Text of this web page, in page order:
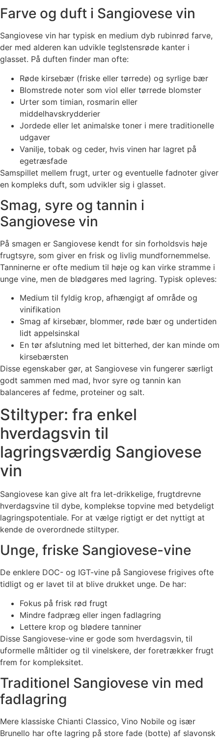
Farve og duft i Sangiovese vin
Sangiovese vin har typisk en medium dyb rubinrød farve,
der med alderen kan udvikle teglstensrøde kanter i
glasset. På duften finder man ofte:
Røde kirsebær (friske eller tørrede) og syrlige bær
Blomstrede noter som viol eller tørrede blomster
Urter som timian, rosmarin eller
middelhavskrydderier
Jordede eller let animalske toner i mere traditionelle
udgaver
Vanilje, tobak og ceder, hvis vinen har lagret på
egetræsfade
Samspillet mellem frugt, urter og eventuelle fadnoter giver
en kompleks duft, som udvikler sig i glasset.
Smag, syre og tannin i
Sangiovese vin
På smagen er Sangiovese kendt for sin forholdsvis høje
frugtsyre, som giver en frisk og livlig mundfornemmelse.
Tanninerne er ofte medium til høje og kan virke stramme i
unge vine, men de blødgøres med lagring. Typisk opleves:
Medium til fyldig krop, afhængigt af område og
vinifikation
Smag af kirsebær, blommer, røde bær og undertiden
lidt appelsinskal
En tør afslutning med let bitterhed, der kan minde om
kirsebærsten
Disse egenskaber gør, at Sangiovese vin fungerer særligt
godt sammen med mad, hvor syre og tannin kan
balanceres af fedme, proteiner og salt.
Stiltyper: fra enkel
hverdagsvin til
lagringsværdig Sangiovese
vin
Sangiovese kan give alt fra let-drikkelige, frugtdrevne
hverdagsvine til dybe, komplekse topvine med betydeligt
lagringspotentiale. For at vælge rigtigt er det nyttigt at
kende de overordnede stiltyper.
Unge, friske Sangiovese-vine
De enklere DOC- og IGT-vine på Sangiovese frigives ofte
tidligt og er lavet til at blive drukket unge. De har:
Fokus på frisk rød frugt
Mindre fadpræg eller ingen fadlagring
Lettere krop og blødere tanniner
Disse Sangiovese-vine er gode som hverdagsvin, til
uformelle måltider og til vinelskere, der foretrækker frugt
frem for kompleksitet.
Traditionel Sangiovese vin med
fadlagring
Mere klassiske Chianti Classico, Vino Nobile og især
Brunello har ofte lagring på store fade (botte) af slavonsk